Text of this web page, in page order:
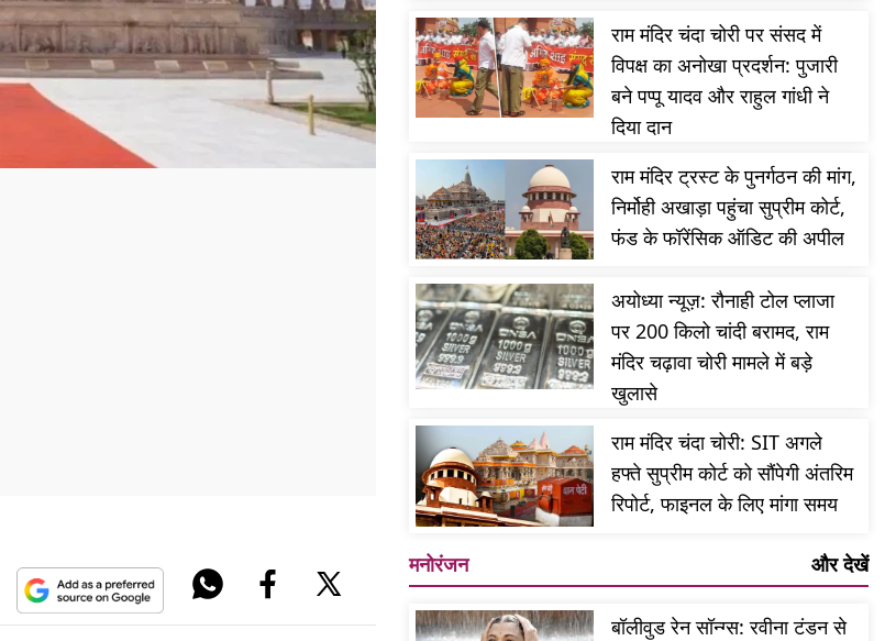
राम मंदिर चंदा चोरी पर संसद में
विपक्ष का अनोखा प्रदर्शन: पुजारी
बने पप्पू यादव और राहुल गांधी ने
दिया दान
राम मंदिर ट्रस्ट के पुनर्गठन की मांग,
निर्मोही अखाड़ा पहुंचा सुप्रीम कोर्ट,
फंड के फॉरेंसिक ऑडिट की अपील
अयोध्या न्यूज़: रौनाही टोल प्लाजा
पर 200 किलो चांदी बरामद, राम
मंदिर चढ़ावा चोरी मामले में बड़े
खुलासे
राम मंदिर चंदा चोरी: SIT अगले
हफ्ते सुप्रीम कोर्ट को सौंपेगी अंतरिम
रिपोर्ट, फाइनल के लिए मांगा समय
मनोरंजन और देखें
बॉलीवुड रेन सॉन्ग्स: रवीना टंडन से